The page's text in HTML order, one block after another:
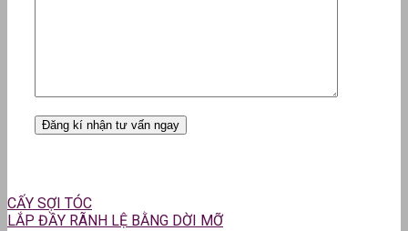
CẤY SỢI TÓC
LẮP ĐẦY RÃNH LỆ BẰNG DỜI MỠ